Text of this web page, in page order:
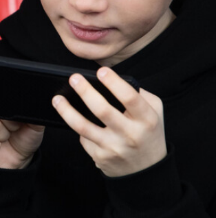
АНТИТЕРРОР
НОВОСТИ
ОФИЦИАЛЬНО
82,17 94,84